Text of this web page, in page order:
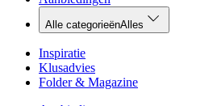
Alle categorieënAlles
Inspiratie
Klusadvies
Folder & Magazine